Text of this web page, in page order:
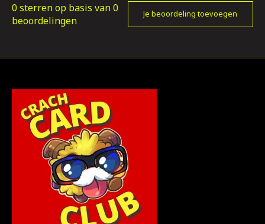
0 sterren op basis van0
beoordelingen
Je beoordeling toevoegen